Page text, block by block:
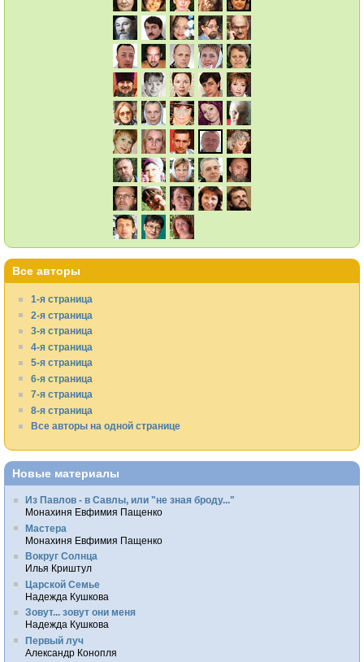
Все авторы
1-я страница
2-я страница
3-я страница
4-я страница
5-я страница
6-я страница
7-я страница
8-я страница
Все авторы на одной странице
Новые материалы
Из Павлов - в Савлы, или "не зная броду..."
Монахиня Евфимия Пащенко
Мастера
Монахиня Евфимия Пащенко
Вокруг Солнца
Илья Криштул
Царской Семье
Надежда Кушкова
Зовут... зовут они меня
Надежда Кушкова
Первый луч
Александр Конопля